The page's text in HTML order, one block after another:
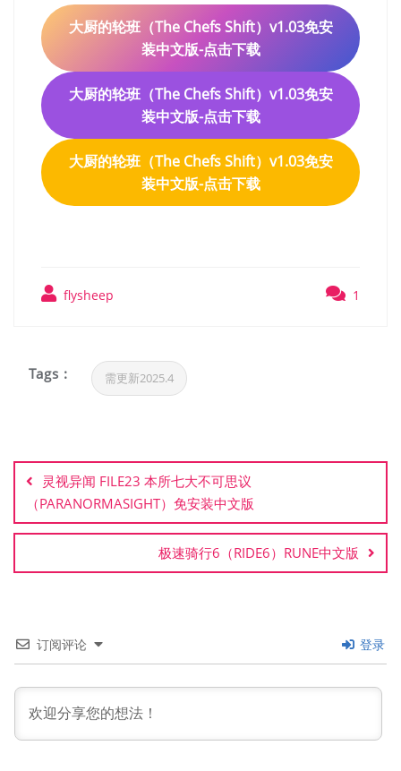
大厨的轮班（The Chefs Shift）v1.03免安
装中文版-点击下载
大厨的轮班（The Chefs Shift）v1.03免安
装中文版-点击下载
大厨的轮班（The Chefs Shift）v1.03免安
装中文版-点击下载
flysheep 1
Tags : 需更新2025.4
章
导
灵视异闻 FILE23 本所七大不可思议
（PARANORMASIGHT）免安装中文版
极速骑行6（RIDE6）RUNE中文版
订阅评论 登录